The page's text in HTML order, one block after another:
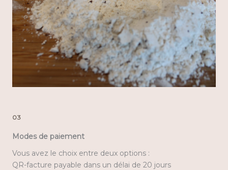
03
Modes de paiement
Vous avez le choix entre deux options :
QR-facture payable dans un délai de 20 jours